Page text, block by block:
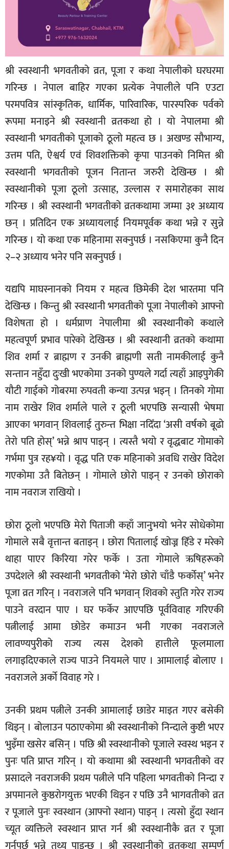
श्री स्वस्थानी भगवतीको व्रत, पूजा र कथा नेपालीको घरघरमा
गरिन्छ । नेपाल बाहिर गएका प्रत्येक नेपालीले पनि एउटा
परमपवित्र सांस्कृतिक, धार्मिक, पारिवारिक, पारस्परिक पर्वको
रूपमा मनाइने श्री स्वस्थानी व्रतकथा हो । यो नेपालमा श्री
स्वस्थानी भगवतीको पूजाको ठूलो महत्व छ । अखण्ड सौभाग्य,
उत्तम पति, ऐश्वर्य एवं शिवशक्तिको कृपा पाउनको निमित्त श्री
स्वस्थानी भगवतीको पूजन नितान्त जरुरी देखिन्छ । श्री
स्वस्थानीको पूजा ठूलो उत्साह, उल्लास र समारोहका साथ
गरिन्छ । श्री स्वस्थानी भगवतीको व्रतकथामा जम्मा ३१ अध्याय
छन् । प्रतिदिन एक अध्यायलाई नियमपूर्वक कथा भन्ने र सुन्ने
गरिन्छ । यो कथा एक महिनामा सक्नुपर्छ । नसकिएमा कुनै दिन
२–२ अध्याय भनेर पनि सक्नुपर्छ ।
यद्यपि माघस्नानको नियम र महत्व छिमेकी देश भारतमा पनि
देखिन्छ । किन्तु श्री स्वस्थानी भगवतीको पूजा नेपालीको आफ्नो
विशेषता हो । धर्मप्राण नेपालीमा श्री स्वस्थानीको कथाले
महत्वपूर्ण प्रभाव पारेको देखिन्छ । श्री स्वस्थानी व्रतको कथामा
शिव शर्मा र ब्राह्मण र उनकी ब्राह्मणी सती नामकीलाई कुनै
सन्तान नहुँदा दुःखी भएकोमा उनको पुण्यले गर्दा त्यहाँ आइपुगेकी
यौटी गाईको गोबरमा रुपवती कन्या उत्पन्न भइन् । तिनको गोमा
नाम राखेर शिव शर्माले पाले र ठूली भएपछि सन्यासी भेषमा
आएका भगवान् शिवलाई तुरुन्त भिक्षा नदिँदा ‘असी वर्षको बूढो
तेरो पति होस्’ भन्ने श्राप पाइन् । त्यस्तै भयो र वृद्धबाट गोमाको
गर्भमा पुत्र रह¥यो । वृद्ध पति एक महिनाको अवधि राखेर विदेश
गएकोमा उतै बितेछन् । गोमाले छोरो पाइन् र उनको छोराको
नाम नवराज राखियो ।
छोरा ठूलो भएपछि मेरो पिताजी कहाँ जानुभयो भनेर सोधेकोमा
गोमाले सबै वृत्तान्त बताइन् । छोरा पितालाई खोज्न हिँडे र मरेको
थाहा पाएर किरिया गरेर फर्के । उता गोमाले ऋषिहरूको
उपदेशले श्री स्वस्थानी भगवतीको ‘मेरो छोरो चाँडै फर्कोस्’ भनेर
पूजा व्रत गरिन् । नवराजले पनि भगवान् शिवको स्तुति गरेर राज्य
पाउने वरदान पाए । घर फर्केर आएपछि पूर्वविवाह गरिएकी
पत्नीलाई आमा छोडेर कमाउन भनी गएका नवराजले
लावण्यपुरीको राज्य त्यस देशको हात्तीले फूलमाला
लगाइदिएकाले राज्य पाउने नियमले पाए । आमालाई बोलाए ।
नवराजले अर्को विवाह गरे ।
उनकी प्रथम पत्नीले उनकी आमालाई छाडेर माइत गएर बसेकी
थिइन् । बोलाउन पठाएकोमा श्री स्वस्थानीको निन्दाले कुष्टी भएर
भुइँमा खसेर बसिन् । पछि श्री स्वस्थानीको पूजाले स्वस्थ भइन र
पुनः पति प्राप्त गरिन् । यो कथामा श्री स्वस्थानी भगवतीको वर
प्रसादले नवराजकी प्रथम पत्नीले पनि पहिला भगवतीको निन्दा र
अपमानले कुष्ठरोगयुक्त भएकी थिइन र पछि उनै भागवतीको व्रत
र पूजाले पुनः स्वस्थान (आफ्नो स्थान) पाइन् । त्यसो हुँदा स्थान
च्यूत व्यक्तिले स्वस्थान प्राप्त गर्न श्री स्वस्थानीकै व्रत र पूजा